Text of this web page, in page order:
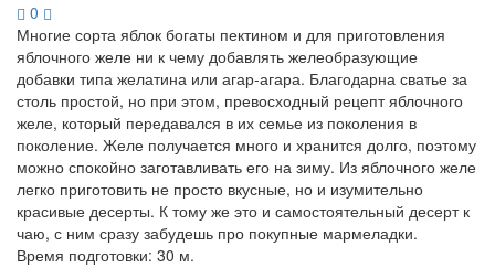
0
Многие сорта яблок богаты пектином и для приготовления
яблочного желе ни к чему добавлять желеобразующие
добавки типа желатина или агар-агара. Благодарна сватье за
столь простой, но при этом, превосходный рецепт яблочного
желе, который передавался в их семье из поколения в
поколение. Желе получается много и хранится долго, поэтому
можно спокойно заготавливать его на зиму. Из яблочного желе
легко приготовить не просто вкусные, но и изумительно
красивые десерты. К тому же это и самостоятельный десерт к
чаю, с ним сразу забудешь про покупные мармеладки.
Время подготовки: 30 м.